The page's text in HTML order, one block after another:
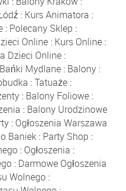
: Kurs Animatora :
: Polecany Sklep :
Online: Kurs Online:
Dzieci Online :
Bańki Mydlane : Balony :
:Tatuaże:
: Balony Foliowe :
: Balony Urodzinowe
: Ogłoszenia Warszawa
Baniek : Party Shop :
: Ogłoszenia :
: Darmowe Ogłoszenia
Wolnego :